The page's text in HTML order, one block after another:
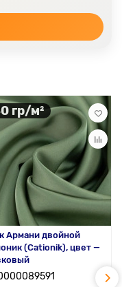
гр/м²
Армани двойной
(Cationik), цвет —